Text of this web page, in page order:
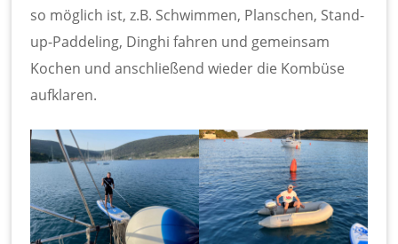
so möglich ist, z.B. Schwimmen, Planschen, Stand-
up-Paddeling, Dinghi fahren und gemeinsam
Kochen und anschließend wieder die Kombüse
aufklaren.